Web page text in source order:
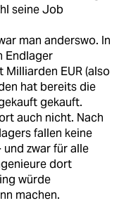
seine Job
man anderswo. In
Endlager
EUR (also
hat bereits die
gekauft.
auch nicht. Nach
fallen keine
zwar für alle
dort
würde
machen.